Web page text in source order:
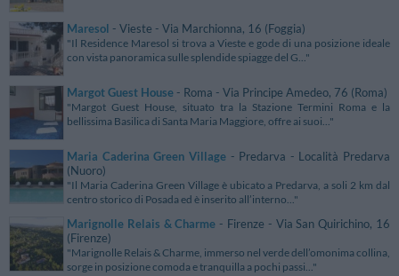
Maresol - Vieste - Via Marchionna, 16 (Foggia)
"Il Residence Maresol si trova a Vieste e gode di una posizione ideale
con vista panoramica sulle splendide spiagge del G..."
Margot Guest House - Roma - Via Principe Amedeo, 76 (Roma)
"Margot Guest House, situato tra la Stazione Termini Roma e la
bellissima Basilica di Santa Maria Maggiore, offre ai suoi..."
Maria Caderina Green Village- Predarva - Località Predarva
(Nuoro)
"Il Maria Caderina Green Village è ubicato a Predarva, a soli 2 km dal
centro storico di Posada ed è inserito all’interno..."
Marignolle Relais & Charme - Firenze - Via San Quirichino, 16
(Firenze)
"Marignolle Relais & Charme, immerso nel verde dell’omonima collina,
sorge in posizione comoda e tranquilla a pochi passi..."